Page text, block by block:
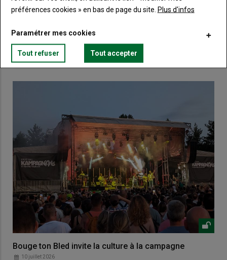
Lien Créez un compte
VOUS AIMEREZ AUSSI
Bouge ton Bled invite la culture à la campagne
10 juillet 2026
préférences cookies » en bas de page du site. Plus d'infos
Paramétrer mes cookies
Tout refuser Tout accepter